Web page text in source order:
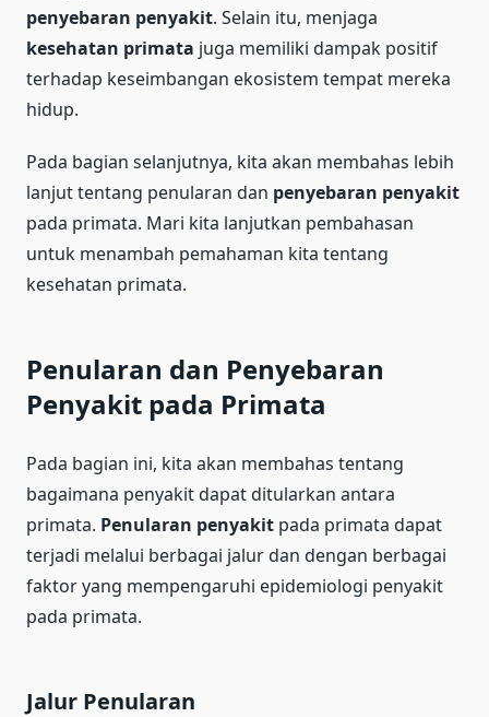
penyebaran penyakit. Selain itu, menjaga
kesehatan primata juga memiliki dampak positif
terhadap keseimbangan ekosistem tempat mereka
hidup.
Pada bagian selanjutnya, kita akan membahas lebih
lanjut tentang penularan dan penyebaran penyakit
pada primata. Mari kita lanjutkan pembahasan
untuk menambah pemahaman kita tentang
kesehatan primata.
Penularan dan Penyebaran
Penyakit pada Primata
Pada bagian ini, kita akan membahas tentang
bagaimana penyakit dapat ditularkan antara
primata. Penularan penyakit pada primata dapat
terjadi melalui berbagai jalur dan dengan berbagai
faktor yang mempengaruhi epidemiologi penyakit
pada primata.
Jalur Penularan